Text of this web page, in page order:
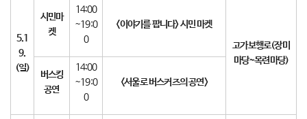
5.1
9.
(일)
시민마
켓
14:00
~19:0
0
<이야기를 팝니다>시민 마켓
고가보행로(장미
마당~목련마당)
버스킹
공연
14:00
~19:0
0
<서울로 버스커즈의 공연>